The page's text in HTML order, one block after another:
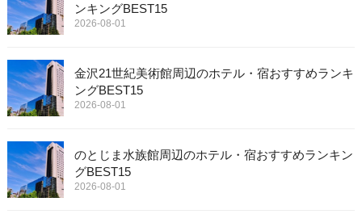
ンキングBEST15
2026-08-01
金沢21世紀美術館周辺のホテル・宿おすすめランキ
ングBEST15
2026-08-01
のとじま水族館周辺のホテル・宿おすすめランキン
グBEST15
2026-08-01